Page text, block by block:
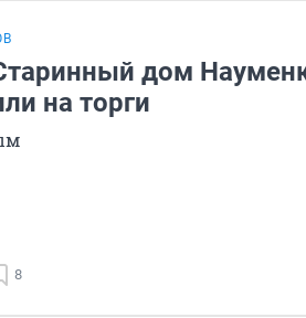
дом
на торги
8